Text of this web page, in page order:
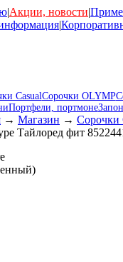
|Акции, новости|
|
CasualСорочки OLYMP
Портфели, портмоне
→ Магазин → Сорочки
Тайлоред фит